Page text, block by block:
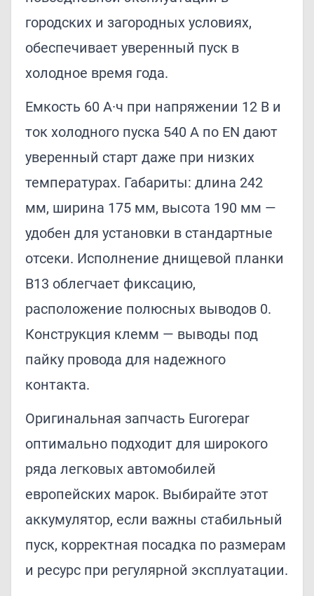
городских и загородных условиях,
обеспечивает уверенный пуск в
холодное время года.
Емкость 60 А·ч при напряжении 12 В и
ток холодного пуска 540 A по EN дают
уверенный старт даже при низких
температурах. Габариты: длина 242
мм, ширина 175 мм, высота 190 мм —
удобен для установки в стандартные
отсеки. Исполнение днищевой планки
B13 облегчает фиксацию,
расположение полюсных выводов 0.
Конструкция клемм — выводы под
пайку провода для надежного
контакта.
Оригинальная запчасть Eurorepar
оптимально подходит для широкого
ряда легковых автомобилей
европейских марок. Выбирайте этот
аккумулятор, если важны стабильный
пуск, корректная посадка по размерам
и ресурс при регулярной эксплуатации.